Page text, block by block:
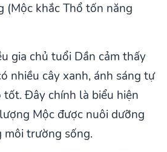
(Mộc khắc Thổ tốn năng
gia chủ tuổi Dần cảm thấy
nhiều cây xanh, ánh sáng tự
Đây chính là biểu hiện
Mộc được nuôi dưỡng
trường sống.